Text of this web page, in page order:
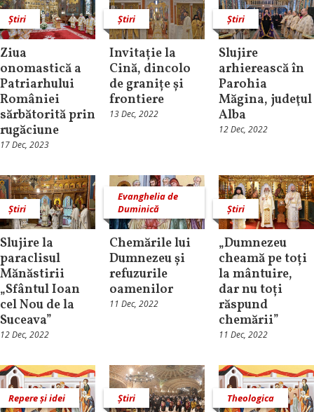
Știri
Ziua
onomastică a
Patriarhului
României
sărbătorită prin
rugăciune
17 Dec, 2023
Știri
Invitație la
Cină, dincolo
de granițe și
frontiere
13 Dec, 2022
Știri
Slujire
arhierească în
Parohia
Măgina, judeţul
Alba
12 Dec, 2022
Știri
Slujire la
paraclisul
Mănăstirii
„Sfântul Ioan
cel Nou de la
Suceava”
12 Dec, 2022
Evanghelia de
Duminică
Chemările lui
Dumnezeu și
refuzurile
oamenilor
11 Dec, 2022
Știri
„Dumnezeu
cheamă pe toți
la mântuire,
dar nu toți
răspund
chemării”
11 Dec, 2022
Repere și idei Știri Theologica